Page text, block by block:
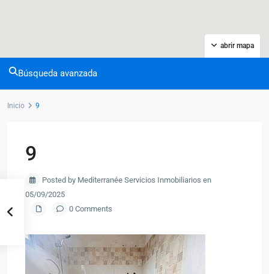
abrir mapa
Búsqueda avanzada
Inicio 9
9
Posted by Mediterranée Servicios Inmobiliarios en
05/09/2025
0 Comments